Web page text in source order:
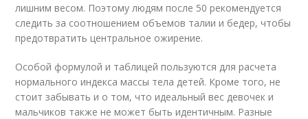
лишним весом. Поэтому людям после 50 рекомендуется
следить за соотношением объемов талии и бедер, чтобы
предотвратить центральное ожирение.
Особой формулой и таблицей пользуются для расчета
нормального индекса массы тела детей. Кроме того, не
стоит забывать и о том, что идеальный вес девочек и
мальчиков также не может быть идентичным. Разные